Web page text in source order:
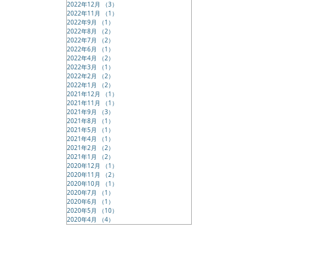
2022年12月
（3）
2022年11月
（1）
2022年9月
（1）
2022年8月
（2）
2022年7月
（2）
2022年6月
（1）
2022年4月
（2）
2022年3月
（1）
2022年2月
（2）
2022年1月
（2）
2021年12月
（1）
2021年11月
（1）
2021年9月
（3）
2021年8月
（1）
2021年5月
（1）
2021年4月
（1）
2021年2月
（2）
2021年1月
（2）
2020年12月
（1）
2020年11月
（2）
2020年10月
（1）
2020年7月
（1）
2020年6月
（1）
2020年5月
（10）
2020年4月
（4）